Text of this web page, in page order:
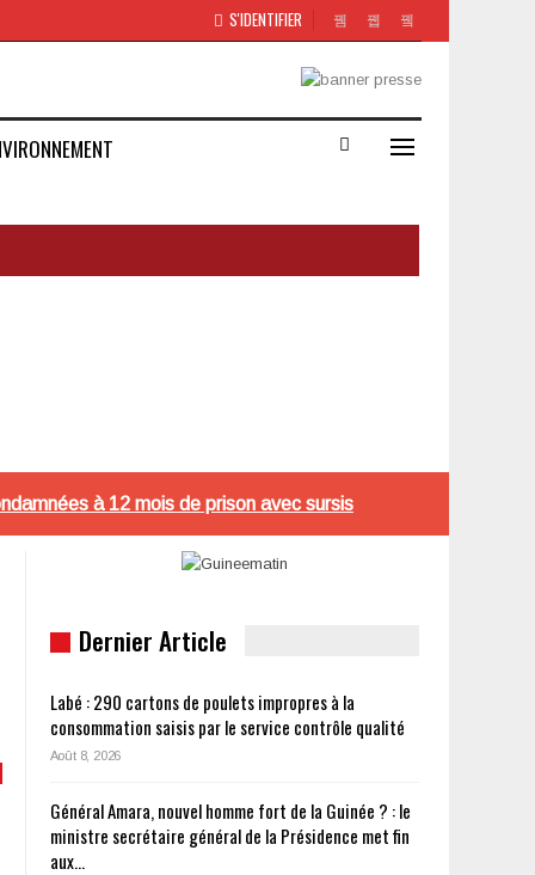
S'IDENTIFIER
à 12 mois de prison avec sursis
Dernier Article
Labé : 290 cartons de poulets impropres à la
consommation saisis par le service contrôle qualité
Août 8, 2026
Général Amara, nouvel homme fort de la Guinée ? : le
ministre secrétaire général de la Présidence met fin
aux…